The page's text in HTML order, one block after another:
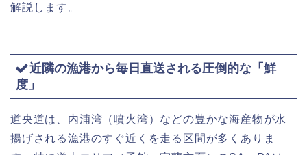
解説します。
近隣の漁港から毎日直送される圧倒的な「鮮
度」
道央道は、内浦湾（噴火湾）などの豊かな海産物が水
揚げされる漁港のすぐ近くを走る区間が多くありま